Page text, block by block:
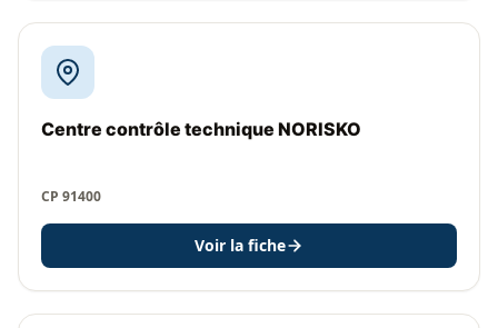
Centre contrôle technique NORISKO
CP 91400
Voir la fiche